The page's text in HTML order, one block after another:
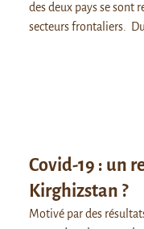
des deux pays se sont
secteurs frontaliers.
Covid-19 : un
Kirghizstan ?
Motivé par des